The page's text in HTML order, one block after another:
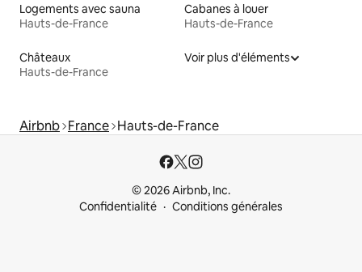
Logements avec sauna
Hauts-de-France
Cabanes à louer
Hauts-de-France
Châteaux
Hauts-de-France
Voir plus d'éléments
Airbnb France Hauts-de-France
© 2026 Airbnb, Inc.
Confidentialité
Conditions générales